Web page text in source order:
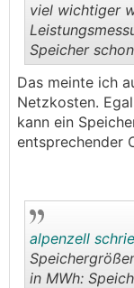
viel wichtiger
Speicher
Das meinte ich
Netzkosten.
kann ein
entsprechender
alpenzell
in MWh: